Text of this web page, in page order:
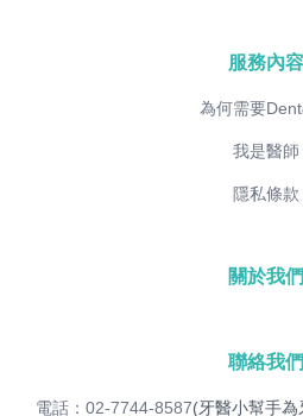
服務內容
為何需要
我是醫師
隱私條款
關於我們
聯絡我們
電話：02-7744-8587(牙醫小幫手